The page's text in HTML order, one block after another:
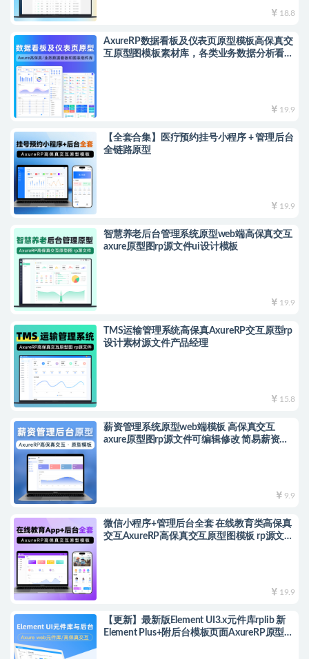
18.8
AxureRP数据看板及仪表页原型模板高保真交
互原型图模板素材库，各类业务数据分析看板
19.9
【全套合集】医疗预约挂号小程序 + 管理后台
全链路原型
19.9
智慧养老后台管理系统原型web端高保真交互
axure原型图rp源文件ui设计模板
19.9
TMS运输管理系统高保真AxureRP交互原型rp
设计素材源文件产品经理
15.8
薪资管理系统原型web端模板 高保真交互
axure原型图rp源文件可编辑修改 简易薪资系
9.9
微信小程序+管理后台全套 在线教育类高保真
交互AxureRP高保真交互原型图模板 rp源文件
19.9
【更新】最新版Element UI3.x元件库rplib 新
Element Plus+附后台模板页面AxureRP原型模